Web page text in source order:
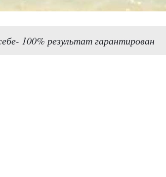
100% результат гарантирован